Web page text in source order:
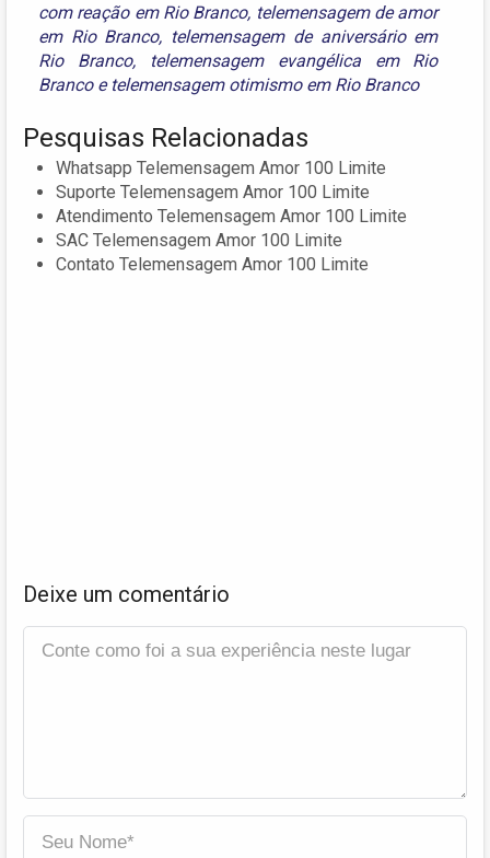
com reação em Rio Branco, telemensagem de amor
em Rio Branco, telemensagem de aniversário em
Rio Branco,
telemensagem evangélica em Rio
Brancoe telemensagem otimismo em Rio Branco
Pesquisas Relacionadas
Whatsapp Telemensagem Amor 100 Limite
Suporte Telemensagem Amor 100 Limite
Atendimento Telemensagem Amor 100 Limite
SAC Telemensagem Amor 100 Limite
Contato Telemensagem Amor 100 Limite
Deixe um comentário